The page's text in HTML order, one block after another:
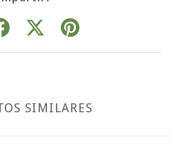
SIMILARES